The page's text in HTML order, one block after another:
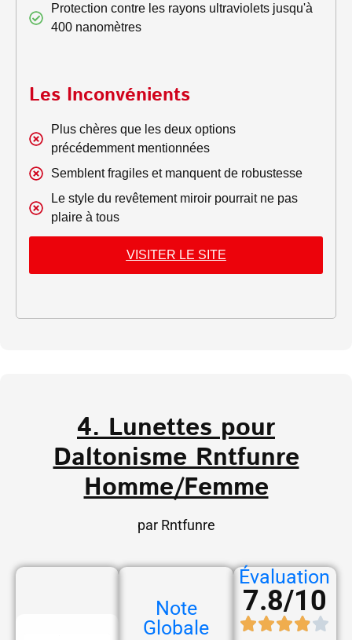
Protection contre les rayons ultraviolets jusqu'à
400 nanomètres
Les Inconvénients
Plus chères que les deux options
précédemment mentionnées
Semblent fragiles et manquent de robustesse
Le style du revêtement miroir pourrait ne pas
plaire à tous
VISITER LE SITE
4. Lunettes pour
Daltonisme Rntfunre
Homme/Femme
par Rntfunre
Note
Globale
Évaluation
7.8/10